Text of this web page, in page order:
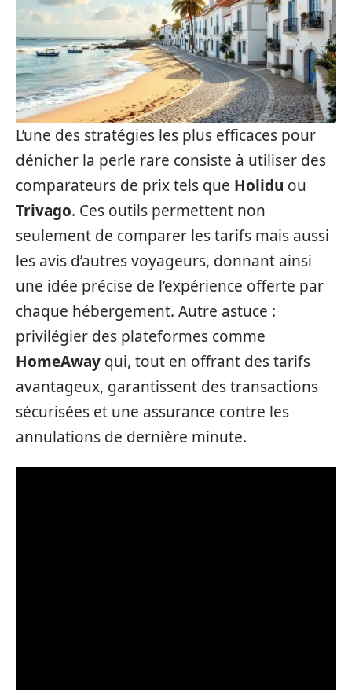
L’une des stratégies les plus efficaces pour
dénicher la perle rare consiste à utiliser des
comparateurs de prix tels que Holidu ou
Trivago. Ces outils permettent non
seulement de comparer les tarifs mais aussi
les avis d’autres voyageurs, donnant ainsi
une idée précise de l’expérience offerte par
chaque hébergement. Autre astuce :
privilégier des plateformes comme
HomeAway qui, tout en offrant des tarifs
avantageux, garantissent des transactions
sécurisées et une assurance contre les
annulations de dernière minute.